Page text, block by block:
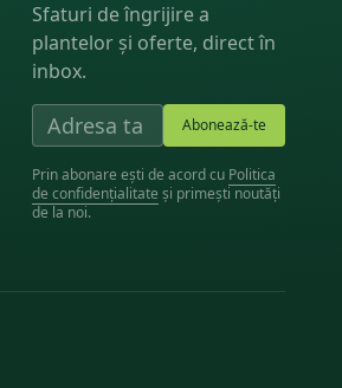
Sfaturi de îngrijire a
plantelor și oferte, direct în
inbox.
Abonează-te
Prin abonare ești de acord cu Politica
de confidențialitate și primești noutăți
de la noi.